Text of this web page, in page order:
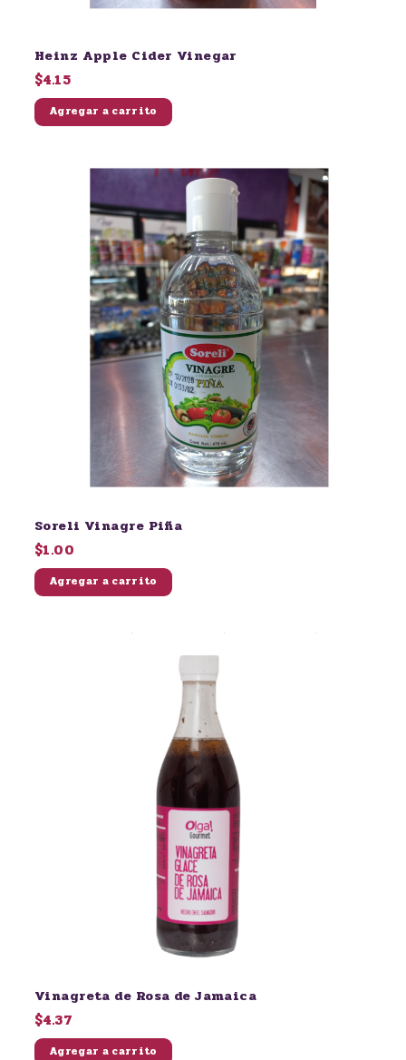
Heinz Apple Cider Vinegar
$4.15
Agregar a carrito
Soreli Vinagre Piña
$1.00
Agregar a carrito
Vinagreta de Rosa de Jamaica
$4.37
Agregar a carrito